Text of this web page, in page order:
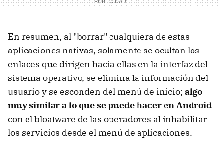
En resumen, al "borrar" cualquiera de estas
aplicaciones nativas, solamente se ocultan los
enlaces que dirigen hacia ellas en la interfaz del
sistema operativo, se elimina la información del
usuario y se esconden del menú de inicio; algo
muy similar a lo que se puede hacer en Android
con el bloatware de las operadores al inhabilitar
los servicios desde el menú de aplicaciones.